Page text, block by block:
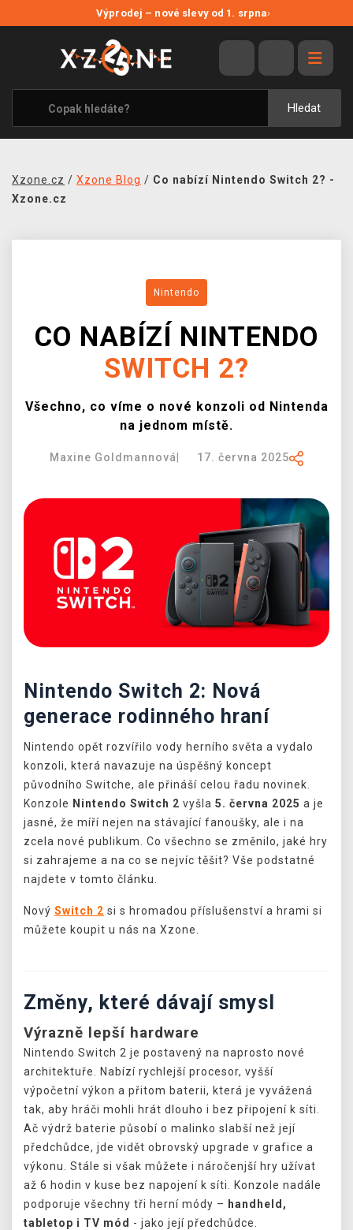
Výprodej – nové slevy od 1. srpna›
Hledat
VÝPRODEJ
VIDEOHRY
XZONE ORIGINALS
TÉMATIKY
MERCHANDISE
PRODEJNY
XZONE KLUB
Xzone.cz / Xzone Blog / Co nabízí Nintendo Switch 2? -
Xzone.cz
Nintendo
CO NABÍZÍ NINTENDO
SWITCH 2?
Všechno, co víme o nové konzoli od Nintenda
na jednom místě.
Maxine Goldmannová 17. června 2025
Nintendo Switch 2: Nová
generace rodinného hraní
Nintendo opět rozvířilo vody herního světa a vydalo
konzoli, která navazuje na úspěšný koncept
původního Switche, ale přináší celou řadu novinek.
Konzole Nintendo Switch 2 vyšla 5. června 2025 a je
jasné, že míří nejen na stávající fanoušky, ale i na
zcela nové publikum. Co všechno se změnilo, jaké hry
si zahrajeme a na co se nejvíc těšit? Vše podstatné
najdete v tomto článku.
Nový Switch 2 si s hromadou příslušenství a hrami si
můžete koupit u nás na Xzone.
Změny, které dávají smysl
Výrazně lepší hardware
Nintendo Switch 2 je postavený na naprosto nové
architektuře. Nabízí rychlejší procesor, vyšší
výpočetní výkon a přitom baterii, která je vyvážená
tak, aby hráči mohli hrát dlouho i bez připojení k síti.
Ač výdrž baterie působí o malinko slabší než její
předchůdce, jde vidět obrovský upgrade v grafice a
výkonu. Stále si však můžete i náročenjší hry užívat
až 6 hodin v kuse bez napojení k síti. Konzole nadále
podporuje všechny tři herní módy – handheld,
tabletop i TV mód - jako její předchůdce.